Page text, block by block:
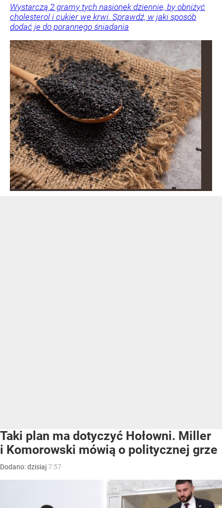
Wystarczą 2 gramy tych nasionek dziennie, by obniżyć
cholesterol i cukier we krwi. Sprawdź, w jaki sposób
dodać je do porannego śniadania
Taki plan ma dotyczyć Hołowni. Miller
i Komorowski mówią o politycznej grze
Dodano:dzisiaj7:57